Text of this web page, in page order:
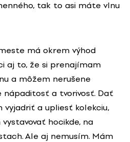
tak to asi máte vlnu
má okrem výhod
aj to, že si prenajímam
a môžem nerušene
nápaditosť a tvorivosť. Dať
vyjadriť a upliesť kolekciu,
hocikde, na
Ale aj nemusím. Mám